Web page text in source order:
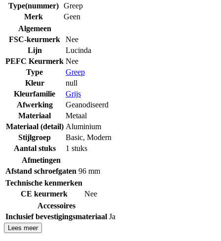
Type(nummer) Greep
Merk
Geen
Algemeen
FSC-keurmerk
Nee
Lijn
Lucinda
PEFC Keurmerk Nee
Type
Greep
Kleur
null
Kleurfamilie
Grijs
Afwerking
Geanodiseerd
Materiaal
Metaal
Materiaal (detail) Aluminium
Stijlgroep
Basic, Modern
Aantal stuks
1 stuks
Afmetingen
Afstand schroefgaten 96 mm
Technische kenmerken
CE keurmerk
Nee
Accessoires
Inclusief bevestigingsmateriaal Ja
Lees meer